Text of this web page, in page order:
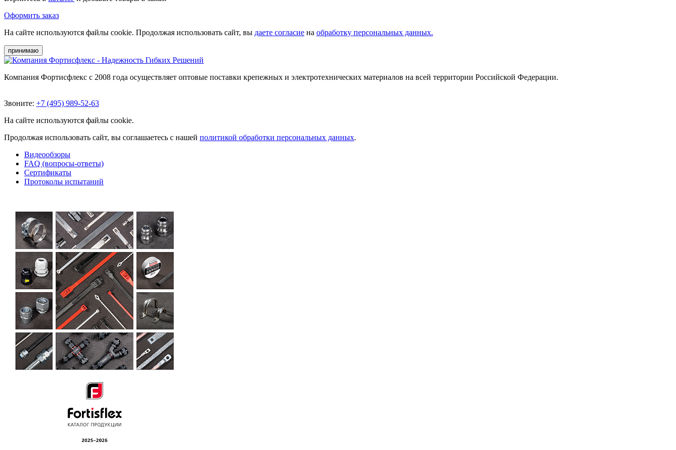
Оформить заказ
На сайте используются файлы cookie. Продолжая использовать сайт, вы даете согласие на обработку персональных данных.
принимаю
Компания Фортисфлекс с 2008 года осуществляет оптовые поставки крепежных и электротехнических материалов на всей территории Российской Федерации.
Звоните: +7 (495) 989-52-63
На сайте используются файлы cookie.
Продолжая использовать сайт, вы соглашаетесь с нашей политикой обработки персональных данных.
Видеообзоры
FAQ (вопросы-ответы)
Сертификаты
Протоколы испытаний